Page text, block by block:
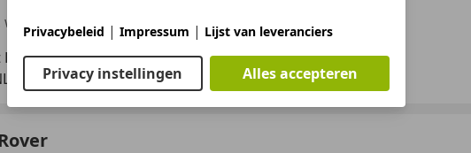
laten u graag onze liefde voor auto's zien!
Klassiekerhuis
3256 LD ACHTHUIZEN
Privacybeleid | Impressum | Lijst van leveranciers
Privacy instellingen Alles accepteren